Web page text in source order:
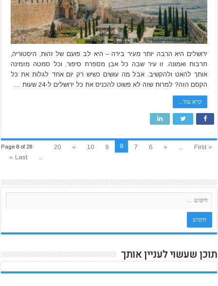
ירושלים היא הרבה יותר מעיר בירה – היא לב פועם של זהות, היסטוריה,
תרבות ואמונה. זו עיר שבה כל אבן מספרת סיפור, וכל סמטה מזמינה
אותך להאט ולהקשיב. אבל מה עושים כשיש רק יום אחד לגלות את כל
הקסם הזה? למרות שזה לא פשוט להכניס את כל ירושלים ל-24 שעות …
קרא עוד...
Page 8 of 28 « First
...
«
6
7
8
9
10
»
20
...
Last »
תוכן שעשוי לעניין אותך